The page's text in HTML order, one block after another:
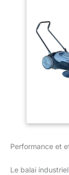
Performance et
Le balai